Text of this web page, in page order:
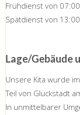
Frühdienst von
Spätdienst von
Lage/Gebäude
Unsere Kita wurde
Teil von Glückstadt
In unmittelbarer